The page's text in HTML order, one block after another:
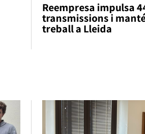
Reempresa impulsa
transmissions i
treball a Lleida